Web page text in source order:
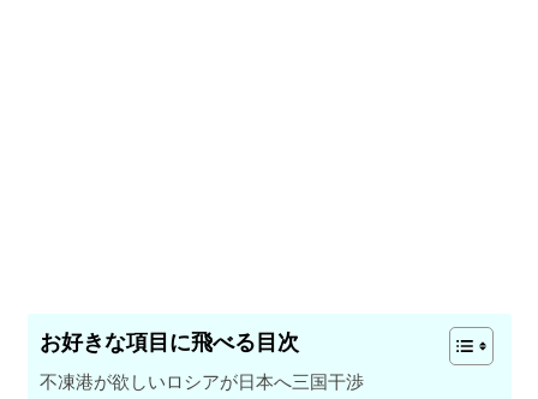
お好きな項目に飛べる目次
不凍港が欲しいロシアが日本へ三国干渉